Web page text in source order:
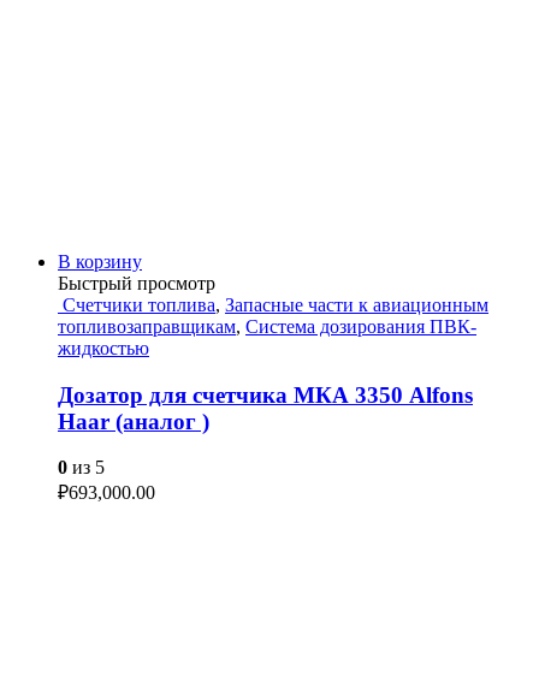
В корзину
Быстрый просмотр
Счетчики топлива, Запасные части к авиационным
топливозаправщикам, Система дозирования ПВК-
жидкостью
Дозатор для счетчика МКА 3350 Alfons
Haar (аналог )
0 из 5
₽693,000.00